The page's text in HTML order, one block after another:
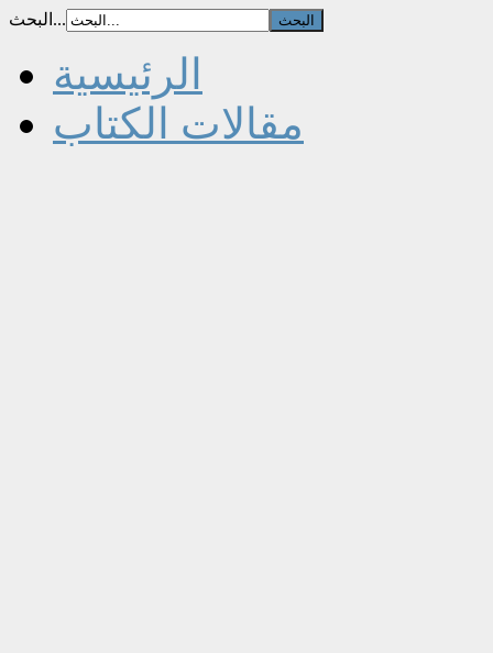
البحث...
الرئيسية
مقالات الكتاب